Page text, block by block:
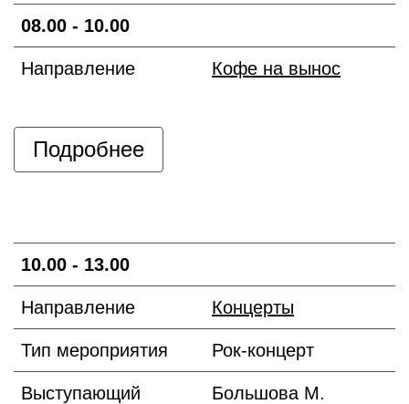
08.00 - 10.00
Направление Кофе на вынос
Подробнее
10.00 - 13.00
Направление Концерты
Тип мероприятия Рок-концерт
Выступающий Большова М.